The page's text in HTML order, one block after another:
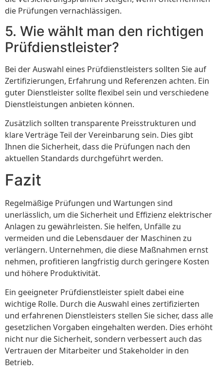
die Prüfungen vernachlässigen.
5. Wie wählt man den richtigen
Prüfdienstleister?
Bei der Auswahl eines Prüfdienstleisters sollten Sie auf
Zertifizierungen, Erfahrung und Referenzen achten. Ein
guter Dienstleister sollte flexibel sein und verschiedene
Dienstleistungen anbieten können.
Zusätzlich sollten transparente Preisstrukturen und
klare Verträge Teil der Vereinbarung sein. Dies gibt
Ihnen die Sicherheit, dass die Prüfungen nach den
aktuellen Standards durchgeführt werden.
Fazit
Regelmäßige Prüfungen und Wartungen sind
unerlässlich, um die Sicherheit und Effizienz elektrischer
Anlagen zu gewährleisten. Sie helfen, Unfälle zu
vermeiden und die Lebensdauer der Maschinen zu
verlängern. Unternehmen, die diese Maßnahmen ernst
nehmen, profitieren langfristig durch geringere Kosten
und höhere Produktivität.
Ein geeigneter Prüfdienstleister spielt dabei eine
wichtige Rolle. Durch die Auswahl eines zertifizierten
und erfahrenen Dienstleisters stellen Sie sicher, dass alle
gesetzlichen Vorgaben eingehalten werden. Dies erhöht
nicht nur die Sicherheit, sondern verbessert auch das
Vertrauen der Mitarbeiter und Stakeholder in den
Betrieb.